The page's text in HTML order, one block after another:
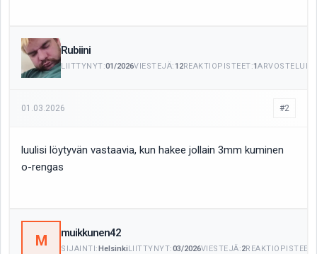
Rubiini
LIITTYNYT:01/2026VIESTEJÄ:12REAKTIOPISTEET:1
01.03.2026 #2
luulisi löytyvän vastaavia, kun hakee jollain 3mm kuminen
o-rengas
M muikkunen42
SIJAINTI:HelsinkiLIITTYNYT:03/2026VIESTEJÄ:2REAKTIOPISTEET: